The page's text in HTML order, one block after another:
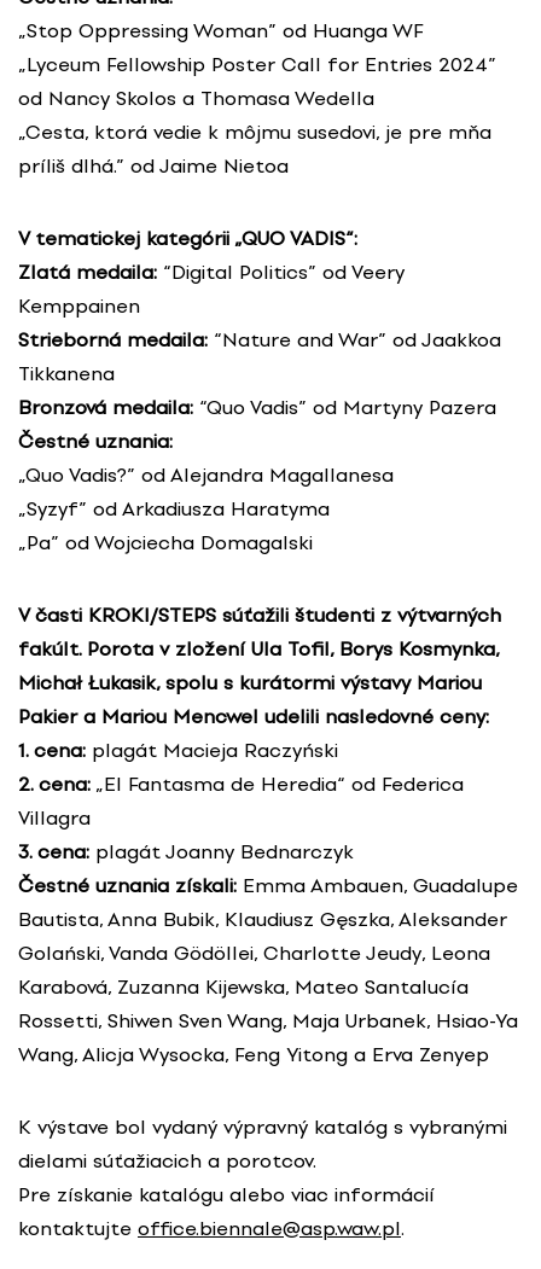
„Stop Oppressing Woman” od Huanga WF
„Lyceum Fellowship Poster Call for Entries 2024”
od Nancy Skolos a Thomasa Wedella
„Cesta, ktorá vedie k môjmu susedovi, je pre mňa
príliš dlhá.” od Jaime Nietoa
V tematickej kategórii „QUO VADIS“:
Zlatá medaila: “Digital Politics” od Veery
Kemppainen
Strieborná medaila: “Nature and War” od Jaakkoa
Tikkanena
Bronzová medaila: “Quo Vadis” od Martyny Pazera
Čestné uznania:
„Quo Vadis?” od Alejandra Magallanesa
„Syzyf” od Arkadiusza Haratyma
„Pa” od Wojciecha Domagalski
V časti KROKI/STEPS súťažili študenti z výtvarných
fakúlt. Porota v zložení Ula Tofil, Borys Kosmynka,
Michał Łukasik, spolu s kurátormi výstavy Mariou
Pakier a Mariou Mencwel udelili nasledovné ceny:
1. cena: plagát Macieja Raczyński
2. cena: „El Fantasma de Heredia“ od Federica
Villagra
3. cena: plagát Joanny Bednarczyk
Čestné uznania získali: Emma Ambauen, Guadalupe
Bautista, Anna Bubik, Klaudiusz Gęszka, Aleksander
Golański, Vanda Gödöllei, Charlotte Jeudy, Leona
Karabová, Zuzanna Kijewska, Mateo Santalucía
Rossetti, Shiwen Sven Wang, Maja Urbanek, Hsiao-Ya
Wang, Alicja Wysocka, Feng Yitong a Erva Zenyep
K výstave bol vydaný výpravný katalóg s vybranými
dielami súťažiacich a porotcov.
Pre získanie katalógu alebo viac informácií
kontaktujte office.biennale@asp.waw.pl.